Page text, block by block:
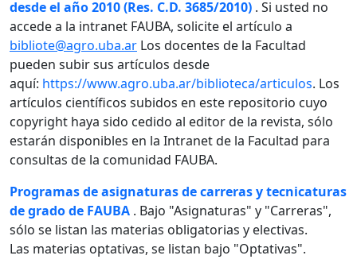
desde el año 2010 (Res. C.D. 3685/2010) . Si usted no
accede a la intranet FAUBA, solicite el artículo a
bibliote@agro.uba.ar Los docentes de la Facultad
pueden subir sus artículos desde
aquí: https://www.agro.uba.ar/biblioteca/articulos. Los
artículos científicos subidos en este repositorio cuyo
copyright haya sido cedido al editor de la revista, sólo
estarán disponibles en la Intranet de la Facultad para
consultas de la comunidad FAUBA.
Programas de asignaturas de carreras y tecnicaturas
de grado de FAUBA . Bajo "Asignaturas" y "Carreras",
sólo se listan las materias obligatorias y electivas.
Las materias optativas, se listan bajo "Optativas".